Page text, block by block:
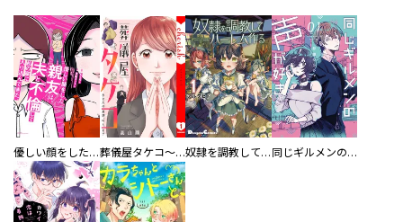
優しい顔をした親友は、夫と不倫して私の家に入り込んできた。 葬儀屋タケコ～あなたの最期、叶えます【電子単行本版】 奴隷を調教してハーレム作る 同じギルメンの声が好き